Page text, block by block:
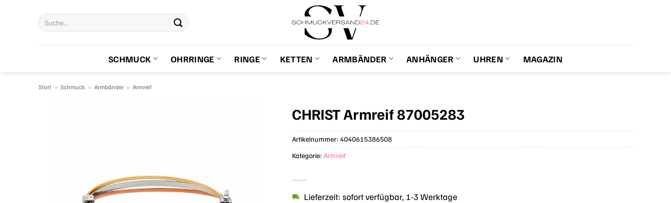
Suchen
nach:
SCHMUCK OHRRINGE RINGE KETTEN ARMBÄNDER ANHÄNGER UHREN MAGAZIN
Start » Schmuck » Armbänder » Armreif
CHRIST Armreif 87005283
Lieferzeit: sofort verfügbar, 1-3 Werktage
Artikelnummer:4040615386508
Kategorie:Armreif